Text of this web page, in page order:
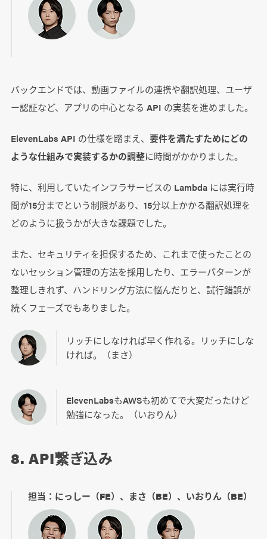
バックエンドでは、動画ファイルの連携や翻訳処理、ユーザ
ー認証など、アプリの中心となる API の実装を進めました。
ElevenLabs API の仕様を踏まえ、 要件を満たすためにどの
ような仕組みで実装するかの調整に時間がかかりました。
特に、利用していたインフラサービスの Lambda には実行時
間が15分までという制限があり、15分以上かかる翻訳処理を
どのように扱うかが大きな課題でした。
また、セキュリティを担保するため、これまで使ったことの
ないセッション管理の方法を採用したり、エラーパターンが
整理しきれず、ハンドリング方法に悩んだりと、試行錯誤が
続くフェーズでもありました。
リッチにしなければ早く作れる。リッチにしな
ければ。（まさ）
ElevenLabsもAWSも初めてで大変だったけど
勉強になった。（いおりん）
8. API繋ぎ込み
担当：にっしー（FE）、まさ（BE）、いおりん（BE）